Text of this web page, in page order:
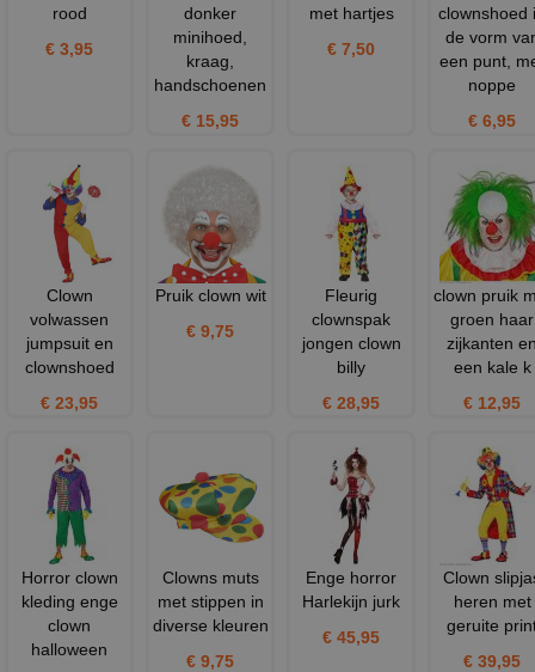
rood
€ 3,95
donker
minihoed,
kraag,
handschoenen
€ 15,95
met hartjes
€ 7,50
clownshoed
de vorm
een punt,
noppe
€ 6,95
Clown
volwassen
jumpsuit en
clownshoed
€ 23,95
Pruik clown wit
€ 9,75
Fleurig
clownspak
jongen clown
billy
€ 28,95
clown pruik
groen haar
zijkanten
een kale k
€ 12,95
Horror clown
kleding enge
clown
halloween
Clowns muts
met stippen in
diverse kleuren
€ 9,75
Enge horror
Harlekijn jurk
€ 45,95
Clown
heren met
geruite
€ 39,95